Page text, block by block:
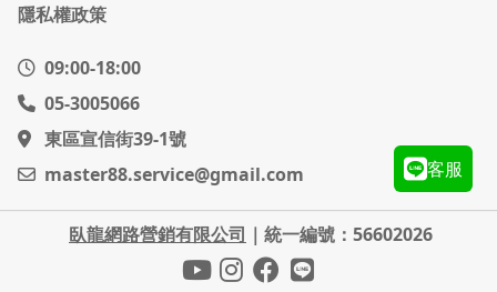
客服
隱私權政策
09:00-18:00
05-3005066
東區宣信街39-1號
master88.service@gmail.com
臥龍網路營銷有限公司 ｜ 統一編號：56602026